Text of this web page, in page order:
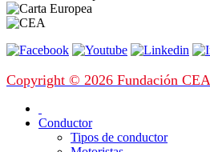
Copyright © 2026 Fundación CEA
Conductor
Tipos de conductor